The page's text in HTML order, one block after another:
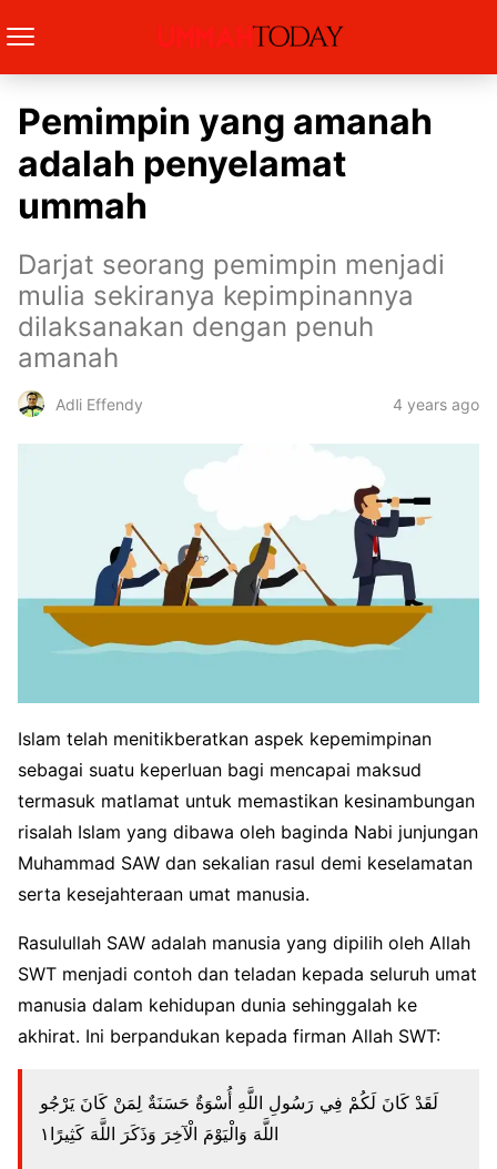
Pemimpin yang amanah
adalah penyelamat
ummah
Darjat seorang pemimpin menjadi
mulia sekiranya kepimpinannya
dilaksanakan dengan penuh
amanah
Adli Effendy 4 years ago
Islam telah menitikberatkan aspek kepemimpinan
sebagai suatu keperluan bagi mencapai maksud
termasuk matlamat untuk memastikan kesinambungan
risalah Islam yang dibawa oleh baginda Nabi junjungan
Muhammad SAW dan sekalian rasul demi keselamatan
serta kesejahteraan umat manusia.
Rasulullah SAW adalah manusia yang dipilih oleh Allah
SWT menjadi contoh dan teladan kepada seluruh umat
manusia dalam kehidupan dunia sehinggalah ke
akhirat. Ini berpandukan kepada firman Allah SWT:
لَقَدْ كَانَ لَكُمْ فِي رَسُولِ اللَّهِ أُسْوَةٌ حَسَنَةٌ لِمَنْ كَانَ يَرْجُو
اللَّهَ وَالْيَوْمَ الْآخِرَ وَذَكَرَ اللَّهَ كَثِيرًا١